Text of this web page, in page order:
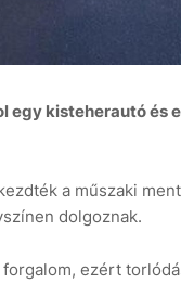
egy kisteherautó és
a műszaki
dolgoznak.
ezért